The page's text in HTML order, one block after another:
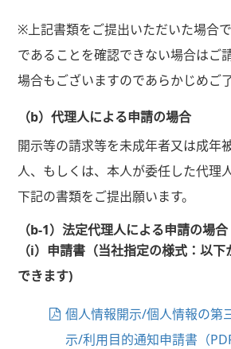
※上記書類をご提出いただいた場合
であることを確認できない場合はご
場合もございますのであらかじめご
（b）代理人による申請の場合
開示等の請求等を未成年者又は成年
人、もしくは、本人が委任した代理
下記の書類をご提出願います。
（b-1）法定代理人による申請の場合
（i）申請書（当社指定の様式：以
できます)
個人情報開示/個人情報の第
示/利用目的通知申請書（